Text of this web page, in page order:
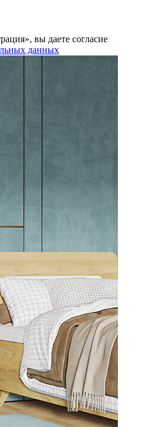
вы даете согласие
данных